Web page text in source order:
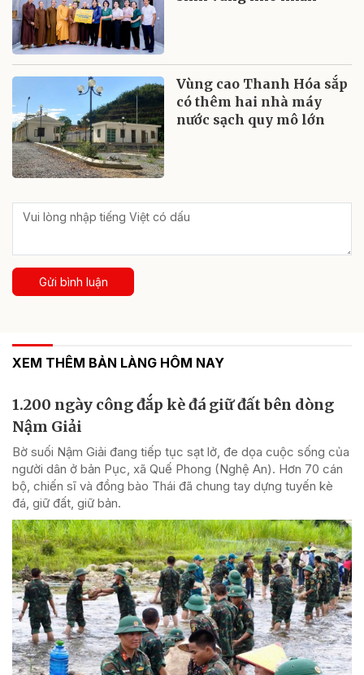
Vùng cao Thanh Hóa sắp
có thêm hai nhà máy
nước sạch quy mô lớn
Gửi bình luận
XEM THÊM BẢN LÀNG HÔM NAY
1.200 ngày công đắp kè đá giữ đất bên dòng
Nậm Giải
Bờ suối Nậm Giải đang tiếp tục sạt lở, đe dọa cuộc sống của
người dân ở bản Pục, xã Quế Phong (Nghệ An). Hơn 70 cán
bộ, chiến sĩ và đồng bào Thái đã chung tay dựng tuyến kè
đá, giữ đất, giữ bản.